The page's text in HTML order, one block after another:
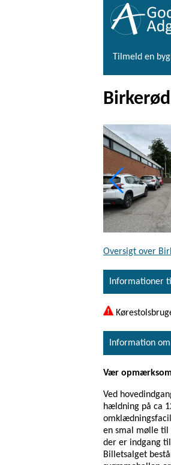
Tilmeld en
Oversigt over
Informationer til
Information
Vær
Ved
hældning på ca
en smal mølle
der er indgang
Billetsalget